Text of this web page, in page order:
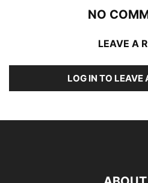
NO
LEAVE A
LOG IN TO LEAVE